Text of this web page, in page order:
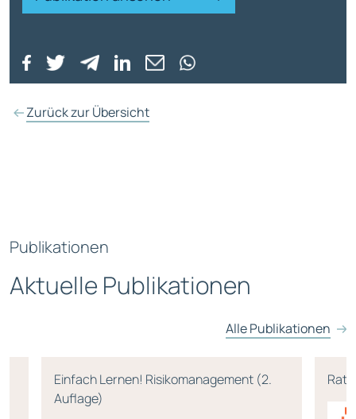
Zurück zur Übersicht
Publikationen
Aktuelle Publikationen
Alle Publikationen
Einfach Lernen! Risikomanagement (2.
Auflage)